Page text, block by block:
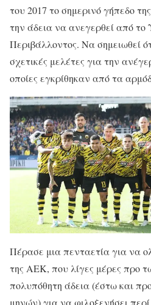
του 2017 το σημερινό γήπεδο
την άδεια να ανεγερθεί από το
Περιβάλλοντος. Να σημειωθεί
σχετικές μελέτες για την
οποίες εγκρίθηκαν από τα
Πέρασε μια πενταετία για να
της ΑΕΚ, που λίγες μέρες προ
πολυπόθητη άδεια (έστω και
μηνών) για να φιλοξενήσει